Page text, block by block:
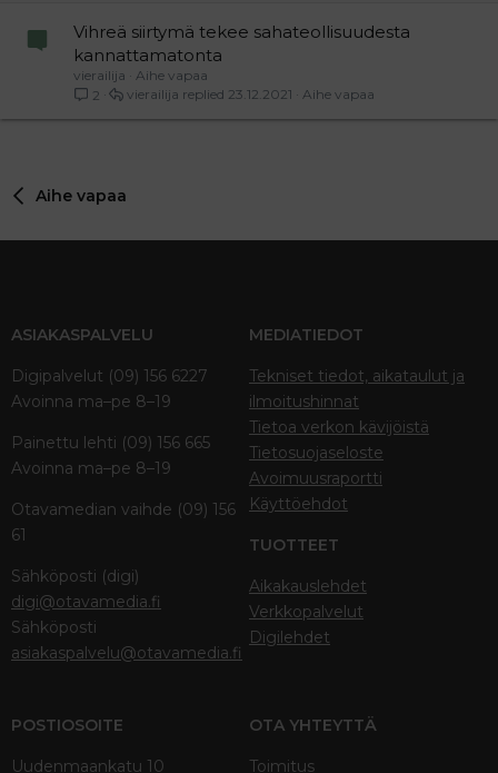
Vihreä siirtymä tekee sahateollisuudesta
kannattamatonta
vierailija
Aihe vapaa
2
Aihe vapaa
23.12.2021
vierailija
Aihe vapaa
ASIAKASPALVELU
Digipalvelut (09) 156 6227
Avoinna ma–pe 8–19
Painettu lehti (09) 156 665
Avoinna ma–pe 8–19
Otavamedian vaihde (09) 156
61
Sähköposti (digi)
digi@otavamedia.fi
Sähköposti
asiakaspalvelu@otavamedia.fi
MEDIATIEDOT
Tekniset tiedot, aikataulut ja
ilmoitushinnat
Tietoa verkon kävijöistä
Tietosuojaseloste
Avoimuusraportti
Käyttöehdot
TUOTTEET
Aikakauslehdet
Verkkopalvelut
Digilehdet
POSTIOSOITE
Uudenmaankatu 10
OTA YHTEYTTÄ
Toimitus